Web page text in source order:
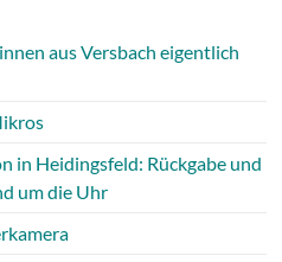
aus Versbach eigentlich
in Heidingsfeld: Rückgabe und
um die Uhr